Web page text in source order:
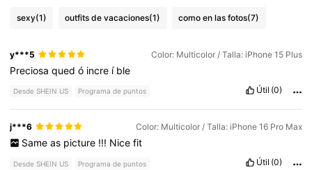
sexy(1) outfits de vacaciones(1) como en las fotos(7)
y***5 Color: Multicolor / Talla: iPhone 15 Plus
Preciosaquedó incre í ble
Desde SHEIN US Programa de puntos Útil (0)
j***6 Color: Multicolor / Talla: iPhone 16 Pro Max
Same as picture !!! Nice fit
Desde SHEIN US Programa de puntos Útil (0)